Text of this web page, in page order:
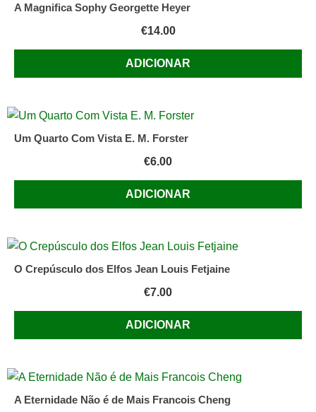
A Magnifica Sophy Georgette Heyer
€14.00
ADICIONAR
Um Quarto Com Vista E. M. Forster
€6.00
ADICIONAR
O Crepúsculo dos Elfos Jean Louis Fetjaine
€7.00
ADICIONAR
A Eternidade Não é de Mais Francois Cheng